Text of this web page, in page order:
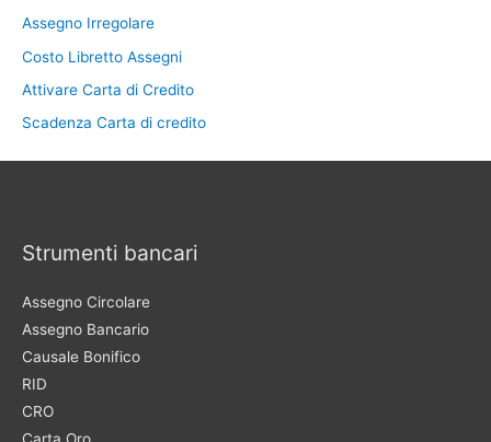
Assegno Irregolare
Costo Libretto Assegni
Attivare Carta di Credito
Scadenza Carta di credito
Strumenti bancari
Assegno Circolare
Assegno Bancario
Causale Bonifico
RID
CRO